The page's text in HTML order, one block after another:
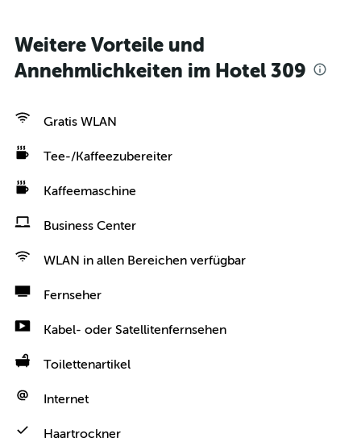
Weitere Vorteile und
Annehmlichkeiten im Hotel 309
Gratis WLAN
Tee-/Kaffeezubereiter
Kaffeemaschine
Business Center
WLAN in allen Bereichen verfügbar
Fernseher
Kabel- oder Satellitenfernsehen
Toilettenartikel
Internet
Haartrockner